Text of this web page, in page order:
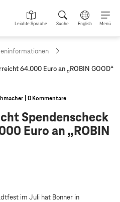
Leichte Sprache Suche English Menü
64.000 Euro an „ROBIN GOOD“
0 Kommentare
Spendenscheck
Euro an „ROBIN
im Juli hat Bonner in